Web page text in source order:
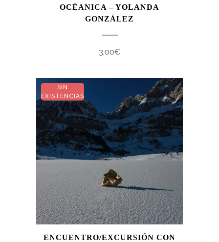
OCÉANICA – YOLANDA
GONZÁLEZ
3,00€
SIN
EXISTENCIAS
ENCUENTRO/EXCURSIÓN CON